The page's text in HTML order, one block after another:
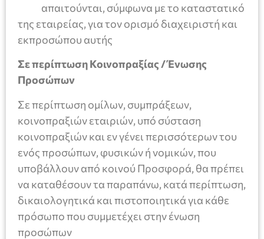
απαιτούνται, σύμφωνα με το καταστατικό
της εταιρείας, για τον ορισμό διαχειριστή και
εκπροσώπου αυτής
Σε περίπτωση Κοινοπραξίας / Ένωσης
Προσώπων
Σε περίπτωση ομίλων, συμπράξεων,
κοινοπραξιών εταιριών, υπό σύσταση
κοινοπραξιών και εν γένει περισσότερων του
ενός προσώπων, φυσικών ή νομικών, που
υποβάλλουν από κοινού Προσφορά, θα πρέπει
να καταθέσουν τα παραπάνω, κατά περίπτωση,
δικαιολογητικά και πιστοποιητικά για κάθε
πρόσωπο που συμμετέχει στην ένωση
προσώπων